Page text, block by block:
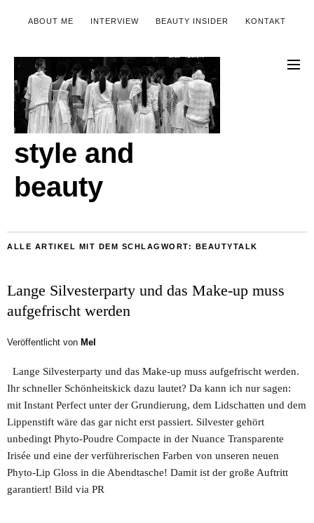
ABOUT ME INTERVIEW BEAUTY INSIDER KONTAKT
style and
beauty
ALLE ARTIKEL MIT DEM SCHLAGWORT: BEAUTYTALK
Lange Silvesterparty und das Make-up muss
aufgefrischt werden
Veröffentlicht von Mel
Lange Silvesterparty und das Make-up muss aufgefrischt werden.
Ihr schneller Schönheitskick dazu lautet? Da kann ich nur sagen:
mit Instant Perfect unter der Grundierung, dem Lidschatten und dem
Lippenstift wäre das gar nicht erst passiert. Silvester gehört
unbedingt Phyto-Poudre Compacte in der Nuance Transparente
Irisée und eine der verführerischen Farben von unseren neuen
Phyto-Lip Gloss in die Abendtasche! Damit ist der große Auftritt
garantiert! Bild via PR